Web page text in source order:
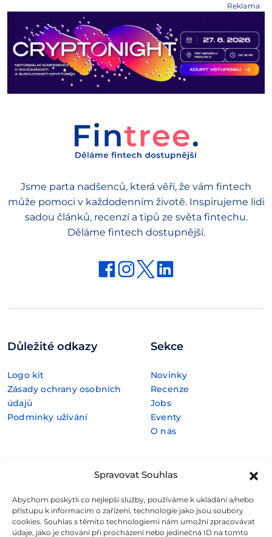
Spravovat Souhlas
Abychom poskytli co nejlepší služby, používáme k ukládání a/nebo
přístupu k informacím o zařízení, technologie jako jsou soubory
cookies. Souhlas s těmito technologiemi nám umožní zpracovávat
údaje, jako je chování při procházení nebo jedinečná ID na tomto
Reklama
Jsme parta nadšenců, která věří, že vám fintech
může pomoci v každodenním životě. Inspirujeme lidi
sadou článků, recenzí a tipů ze světa fintechu.
Děláme fintech dostupnější.
Důležité odkazy
Logo kit
Zásady ochrany osobních
údajů
Podmínky užívání
Sekce
Novinky
Recenze
Jobs
Eventy
O nás
E-commerce
FinTech
Kryptoměny
Silné zázemí